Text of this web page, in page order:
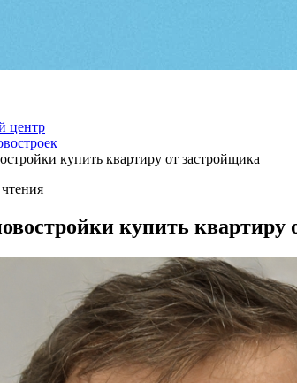
центр
купить квартиру от застройщика
купить квартиру